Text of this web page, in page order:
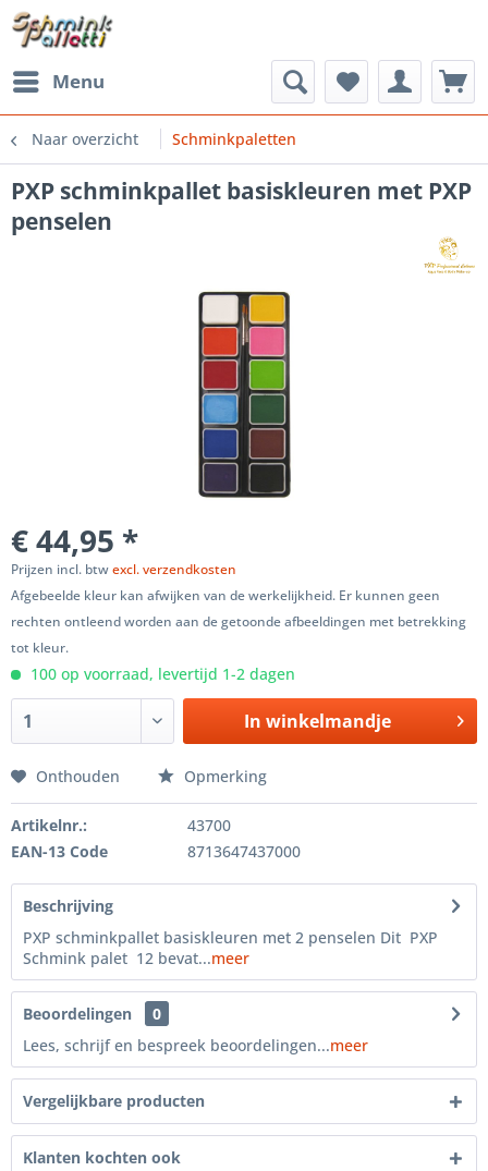
Menu
Naar overzicht Schminkpaletten
PXP schminkpallet basiskleuren met PXP
penselen
€ 44,95 *
Prijzen incl. btwexcl. verzendkosten
Afgebeelde kleur kan afwijken van de werkelijkheid. Er kunnen geen
rechten ontleend worden aan de getoonde afbeeldingen met betrekking
tot kleur.
100 op voorraad, levertijd 1-2 dagen
In winkelmandje
Onthouden Opmerking
Artikelnr.:
43700
EAN-13 Code
8713647437000
Beschrijving
PXP schminkpallet basiskleuren met 2 penselen Dit PXP
Schmink palet 12 bevat...meer
Beoordelingen
0
Lees, schrijf en bespreek beoordelingen...meer
Vergelijkbare producten
Klanten kochten ook